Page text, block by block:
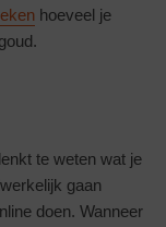
hoeveel je
te weten wat je
gaan
doen. Wanneer